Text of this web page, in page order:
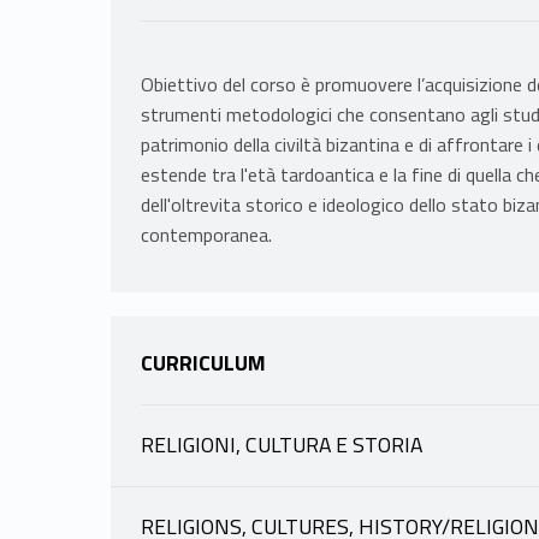
Obiettivo del corso è promuovere
strumenti metodologici che consentano agli
patrimonio della civiltà bizantina e di affrontare
estende tra l'età tardoantica e la fine di quella
dell'oltrevita storico e ideologico dello stato
contemporanea.
CURRICULUM
RELIGIONI, CULTURA E STORIA
RELIGIONS, CULTURES, HISTORY/